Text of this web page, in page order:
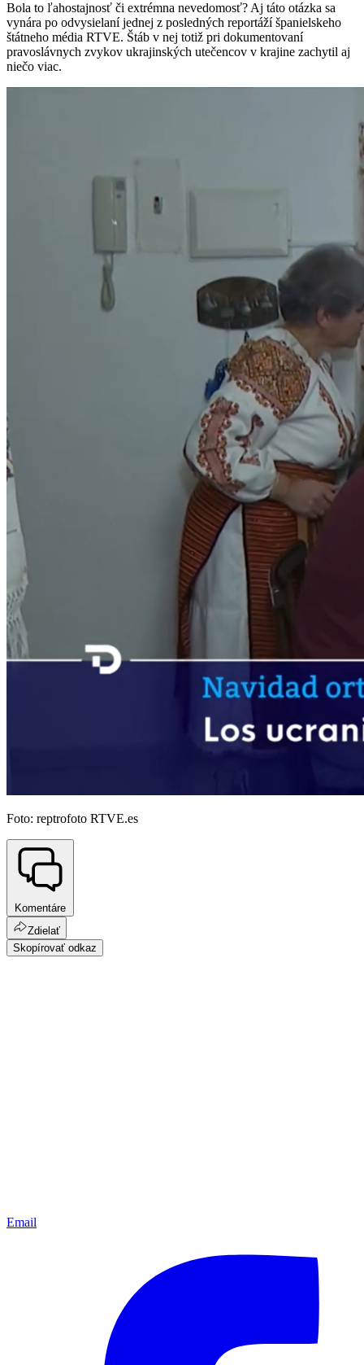
Bola to ľahostajnosť či extrémna nevedomosť? Aj táto otázka sa
vynára po odvysielaní jednej z posledných reportáží španielskeho
štátneho média RTVE. Štáb v nej totiž pri dokumentovaní
pravoslávnych zvykov ukrajinských utečencov v krajine zachytil aj
niečo viac.
Foto: reptrofoto RTVE.es
Komentáre
Zdielať
Skopírovať odkaz
Email